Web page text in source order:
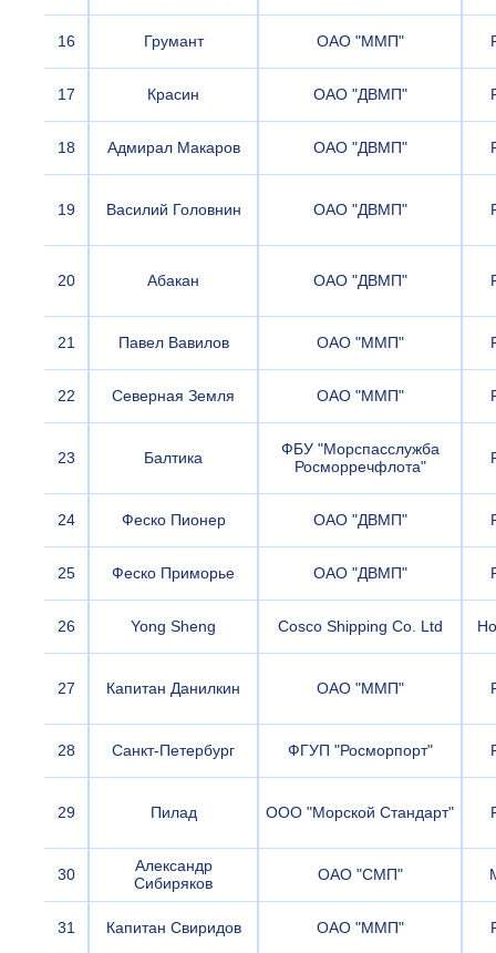
16 Грумант ОАО "ММП"
17 Красин ОАО "ДВМП"
18 Адмирал Макаров ОАО "ДВМП"
19 Василий Головнин ОАО "ДВМП"
20 Абакан ОАО "ДВМП"
21 Павел Вавилов ОАО "ММП"
22 Северная Земля ОАО "ММП"
23 Балтика
ФБУ "Морспасслужба
Росморречфлота"
24 Феско Пионер ОАО "ДВМП"
25 Феско Приморье ОАО "ДВМП"
26 Yong Sheng Cosco Shipping Co. Ltd
27 Капитан Данилкин ОАО "ММП"
28 Санкт-Петербург ФГУП "Росморпорт"
29 Пилад ООО "Морской Стандарт"
30
Александр
Сибиряков
ОАО "СМП"
31 Капитан Свиридов ОАО "ММП"